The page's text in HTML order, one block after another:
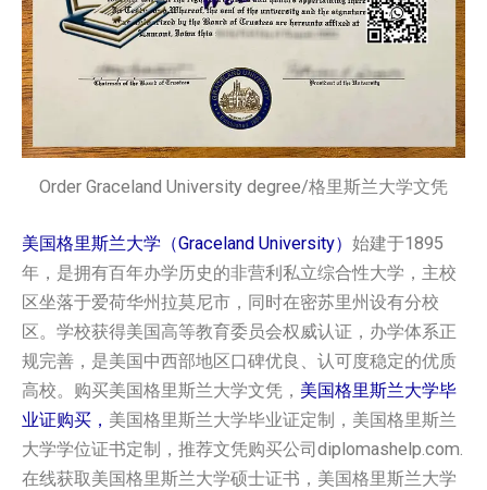
Order Graceland University degree/格里斯兰大学文凭
美国格里斯兰大学（Graceland University） 始建于1895
年，是拥有百年办学历史的非营利私立综合性大学，主校
区坐落于爱荷华州拉莫尼市，同时在密苏里州设有分校
区。学校获得美国高等教育委员会权威认证，办学体系正
规完善，是美国中西部地区口碑优良、认可度稳定的优质
高校。购买美国格里斯兰大学文凭， 美国格里斯兰大学毕
业证购买， 美国格里斯兰大学毕业证定制，美国格里斯兰
大学学位证书定制，推荐文凭购买公司diplomashelp.com.
在线获取美国格里斯兰大学硕士证书，美国格里斯兰大学